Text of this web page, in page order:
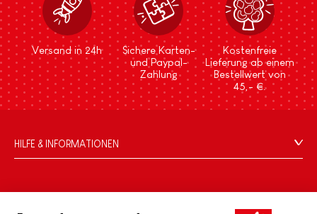
Versand in 24h
Sichere Karten-
und Paypal-
Zahlung
Kostenfreie
Lieferung ab einem
Bestellwert von
45,- €.
HILFE & INFORMATIONEN
FAQ
Kontakt
DIE WELT VON JANOD